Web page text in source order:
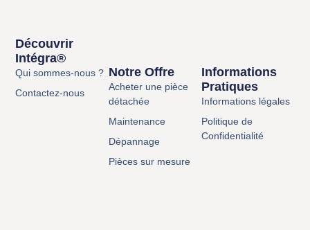
Découvrir
Intégra®
Qui sommes-nous ?
Contactez-nous
Notre Offre
Acheter une pièce
détachée
Maintenance
Dépannage
Pièces sur mesure
Informations
Pratiques
Informations légales
Politique de
Confidentialité